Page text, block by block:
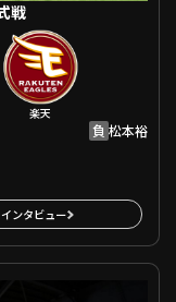
戦
楽天
負 松本裕
インタビュー